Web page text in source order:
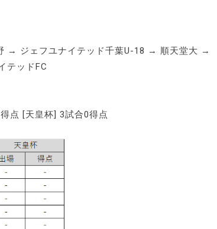
→ ジェフユナイテッド千葉U-18 → 順天堂大 →
テッドFC
点 [天皇杯] 3試合0得点